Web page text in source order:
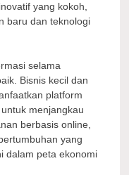
yang kokoh,
baru dan teknologi
selama
Bisnis kecil dan
platform
menjangkau
berbasis online,
yang
dalam peta ekonomi